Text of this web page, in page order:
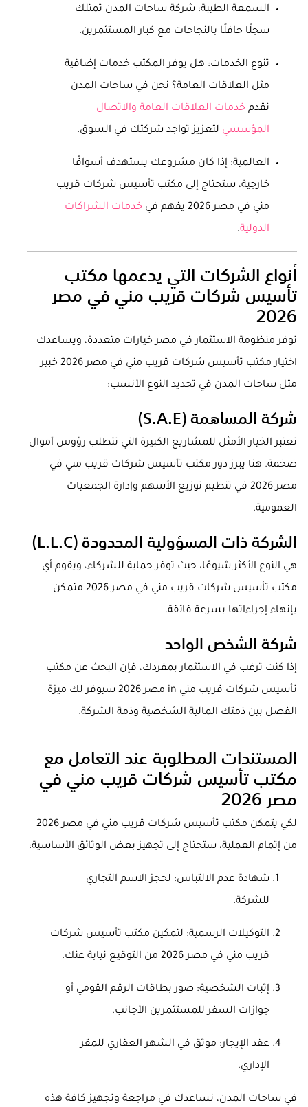
السمعة الطيبة: شركة ساحات المدن تمتلك
سجلًا حافلًا بالنجاحات مع كبار المستثمرين.
تنوع الخدمات: هل يوفر المكتب خدمات إضافية
مثل العلاقات العامة؟ نحن في ساحات المدن
نقدم خدمات العلاقات العامة والاتصال
المؤسسي لتعزيز تواجد شركتك في السوق.
العالمية: إذا كان مشروعك يستهدف أسواقًا
خارجية، ستحتاج إلى مكتب تأسيس شركات قريب
مني في مصر 2026 يفهم في
خدمات الشراكات
الدولية.
أنواع الشركات التي يدعمها مكتب
تأسيس شركات قريب مني في مصر
2026
توفر منظومة الاستثمار في مصر خيارات متعددة، ويساعدك
اختيار مكتب تأسيس شركات قريب مني في مصر 2026 خبير
مثل ساحات المدن في تحديد النوع الأنسب:
شركة المساهمة (S.A.E)
تعتبر الخيار الأمثل للمشاريع الكبيرة التي تتطلب رؤوس أموال
ضخمة. هنا يبرز دور مكتب تأسيس شركات قريب مني في
مصر 2026 في تنظيم توزيع الأسهم وإدارة الجمعيات
العمومية.
الشركة ذات المسؤولية المحدودة (L.L.C)
هي النوع الأكثر شيوعًا، حيث توفر حماية للشركاء، ويقوم أي
مكتب تأسيس شركات قريب مني في مصر 2026 متمكن
بإنهاء إجراءاتها بسرعة فائقة.
شركة الشخص الواحد
إذا كنت ترغب في الاستثمار بمفردك، فإن البحث عن مكتب
تأسيس شركات قريب مني in مصر 2026 سيوفر لك ميزة
الفصل بين ذمتك المالية الشخصية وذمة الشركة.
المستندات المطلوبة عند التعامل مع
مكتب تأسيس شركات قريب مني في
مصر 2026
لكي يتمكن مكتب تأسيس شركات قريب مني في مصر 2026
من إتمام العملية، ستحتاج إلى تجهيز بعض الوثائق الأساسية:
شهادة عدم الالتباس: لحجز الاسم التجاري
للشركة.
التوكيلات الرسمية: لتمكين مكتب تأسيس شركات
قريب مني في مصر 2026 من التوقيع نيابة عنك.
إثبات الشخصية: صور بطاقات الرقم القومي أو
جوازات السفر للمستثمرين الأجانب.
عقد الإيجار: موثق في الشهر العقاري للمقر
الإداري.
في ساحات المدن، نساعدك في مراجعة وتجهيز كافة هذه